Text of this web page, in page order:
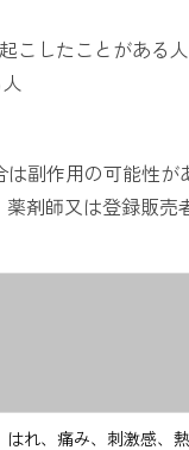
こしたことがある人
副作用の可能性が
剤師又は登録販売
れ、痛み、刺激感、